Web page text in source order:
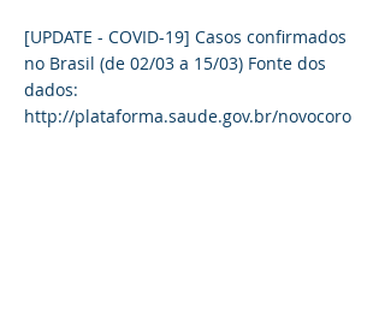
[UPDATE - COVID-19] Casos confirmados
no Brasil (de 02/03 a 15/03) Fonte dos
dados:
http://plataforma.saude.gov.br/novocoro